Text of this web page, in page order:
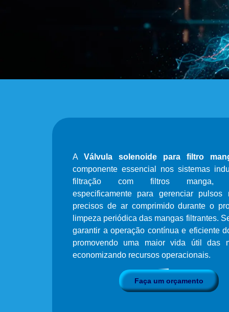
A Válvula solenoide para filtro
componente essencial nos sistemas
filtração com filtros manga,
especificamente para gerenciar pulsos
precisos de ar comprimido durante o
limpeza periódica das mangas filtrantes.
garantir a operação contínua e eficiente
promovendo uma maior vida útil das
economizando recursos operacionais.
Faça um orçamento